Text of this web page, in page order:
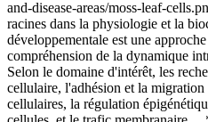
and-disease-areas/moss-leaf-
racines dans la physiologie et la
développementale est une
compréhension de la dynamique
Selon le domaine d'intérêt, les
cellulaire, l'adhésion et la
cellulaires, la régulation